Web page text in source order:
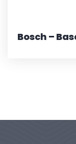
Bosch –